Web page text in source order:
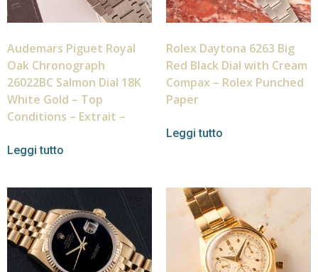
Audemars Piguet Royal
Oak Chronograph
26022BC Salmon Dial 18K
White Gold – Top
Conditions – Extrait –
Leggi tutto
Rolex Daytona 6263 Big
Red Black Dial with Cream
Compax – Rolex Punched
Paper
Leggi tutto